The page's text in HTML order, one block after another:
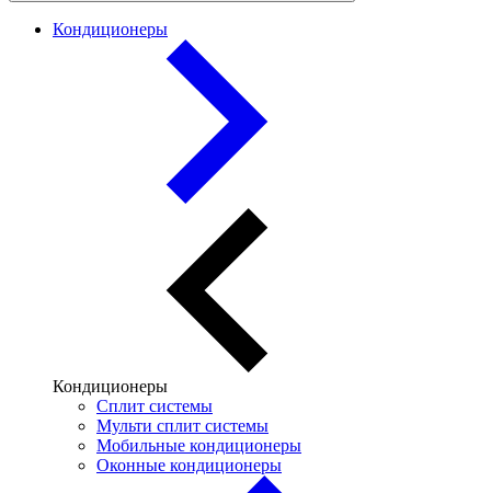
Кондиционеры
Кондиционеры
Сплит системы
Мульти сплит системы
Мобильные кондиционеры
Оконные кондиционеры